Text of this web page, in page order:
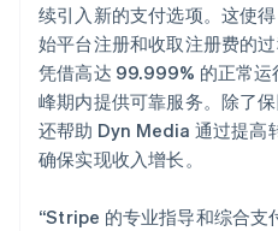
续引入新的支付选项。这使
始平台注册和收取注册费的
凭借高达 99.999% 的正常
峰期内提供可靠服务。除了
还帮助 Dyn Media 通过提高
确保实现收入增长。
“Stripe 的专业指导和综合支